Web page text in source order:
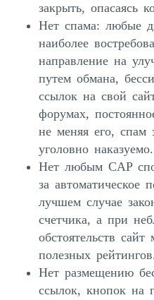
закрыть, опасаясь
Нет спама: любые
наиболее
направление на
путем обмана,
ссылок на свой
форумах,
не меняя его, спам
уголовно наказуемо.
Нет любым CAP
за автоматическое
лучшем случае
счетчика, а при
обстоятельств
полезных
Нет размещению
ссылок, кнопок на